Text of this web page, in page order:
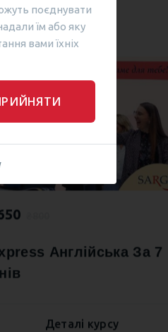
Англійська За 7
Деталі курсу
поєднувати
їм або яку
вами їхніх